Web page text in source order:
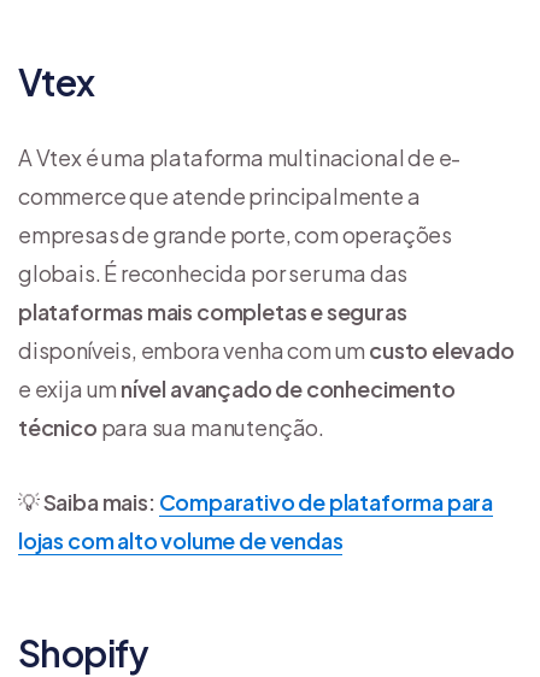
Vtex
A Vtex é uma plataforma multinacional de e-
commerce que atende principalmente a
empresas de grande porte, com operações
globais. É reconhecida por ser uma das
plataformas mais completas e seguras
disponíveis, embora venha com um custo elevado
e exija um nível avançado de conhecimento
técnico para sua manutenção.
💡Saiba mais: Comparativo de plataforma para
lojas com alto volume de vendas
Shopify